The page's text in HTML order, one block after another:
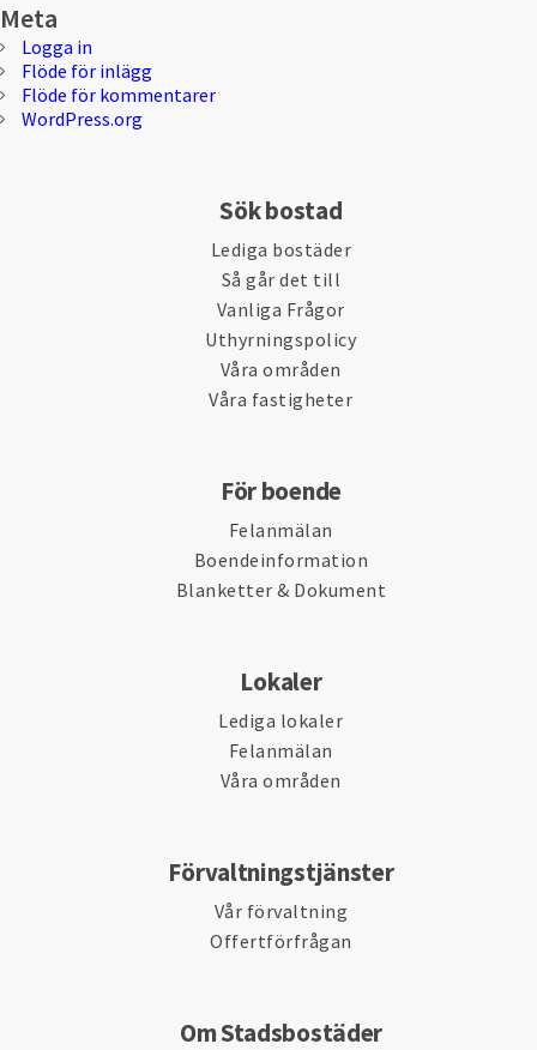
Meta
Logga in
Flöde för inlägg
Flöde för kommentarer
WordPress.org
Sök bostad
Lediga bostäder
Så går det till
Vanliga Frågor
Uthyrningspolicy
Våra områden
Våra fastigheter
För boende
Felanmälan
Boendeinformation
Blanketter & Dokument
Lokaler
Lediga lokaler
Felanmälan
Våra områden
Förvaltningstjänster
Vår förvaltning
Offertförfrågan
Om Stadsbostäder